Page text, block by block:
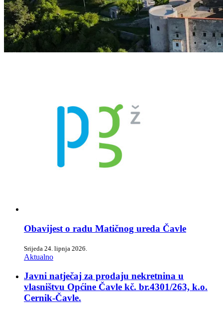
Obavijest o radu Matičnog ureda Čavle
Srijeda 24. lipnja 2026.
Aktualno
Javni natječaj za prodaju nekretnina u
vlasništvu Općine Čavle kč. br.4301/263, k.o.
Cernik-Čavle.